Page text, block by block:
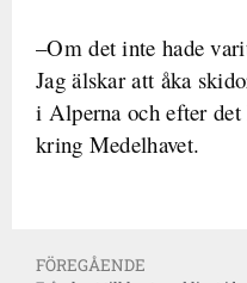
–Om det inte hade
Jag älskar att åka
i Alperna och efter det
kring Medelhavet.
FÖREGÅENDE